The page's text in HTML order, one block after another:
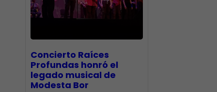
​Concierto Raíces
Profundas honró el
legado musical de
Modesta Bor